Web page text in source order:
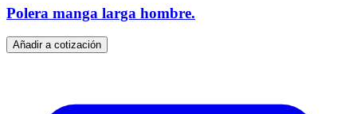
Polera manga larga hombre.
Añadir a cotización